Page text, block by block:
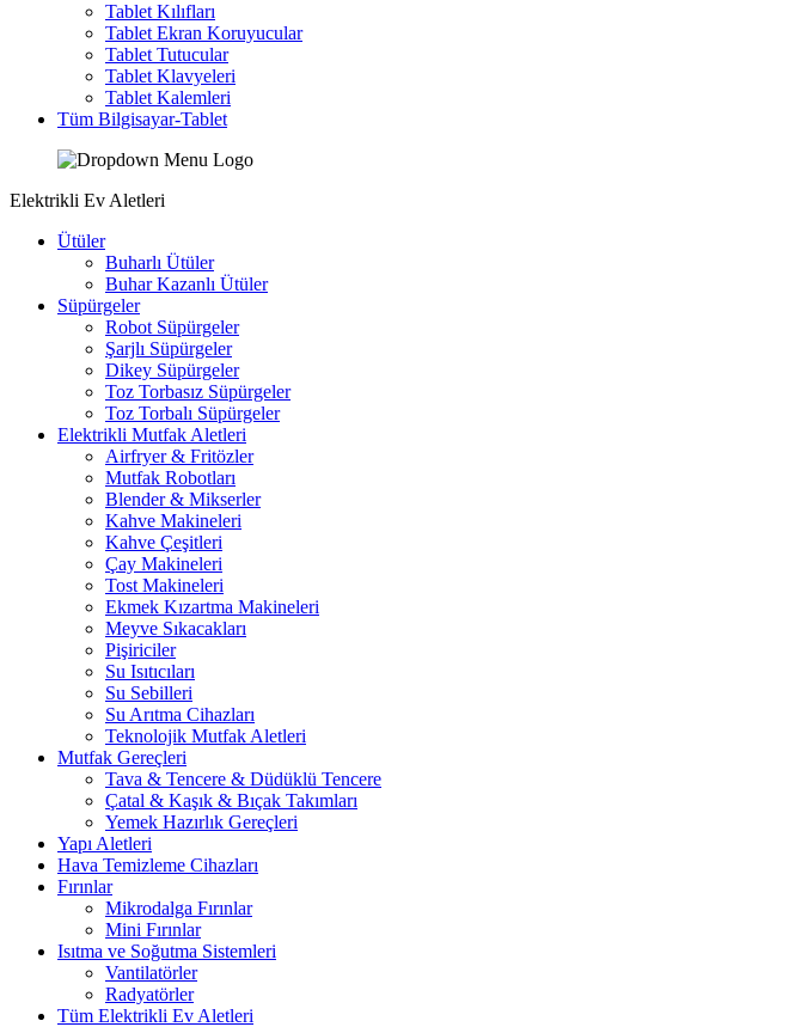
Tablet Kılıfları
Tablet Ekran Koruyucular
Tablet Tutucular
Tablet Klavyeleri
Tablet Kalemleri
Tüm Bilgisayar-Tablet
Elektrikli Ev Aletleri
Ütüler
Buharlı Ütüler
Buhar Kazanlı Ütüler
Süpürgeler
Robot Süpürgeler
Şarjlı Süpürgeler
Dikey Süpürgeler
Toz Torbasız Süpürgeler
Toz Torbalı Süpürgeler
Elektrikli Mutfak Aletleri
Airfryer & Fritözler
Mutfak Robotları
Blender & Mikserler
Kahve Makineleri
Kahve Çeşitleri
Çay Makineleri
Tost Makineleri
Ekmek Kızartma Makineleri
Meyve Sıkacakları
Pişiriciler
Su Isıtıcıları
Su Sebilleri
Su Arıtma Cihazları
Teknolojik Mutfak Aletleri
Mutfak Gereçleri
Tava & Tencere & Düdüklü Tencere
Çatal & Kaşık & Bıçak Takımları
Yemek Hazırlık Gereçleri
Yapı Aletleri
Hava Temizleme Cihazları
Fırınlar
Mikrodalga Fırınlar
Mini Fırınlar
Isıtma ve Soğutma Sistemleri
Vantilatörler
Radyatörler
Tüm Elektrikli Ev Aletleri